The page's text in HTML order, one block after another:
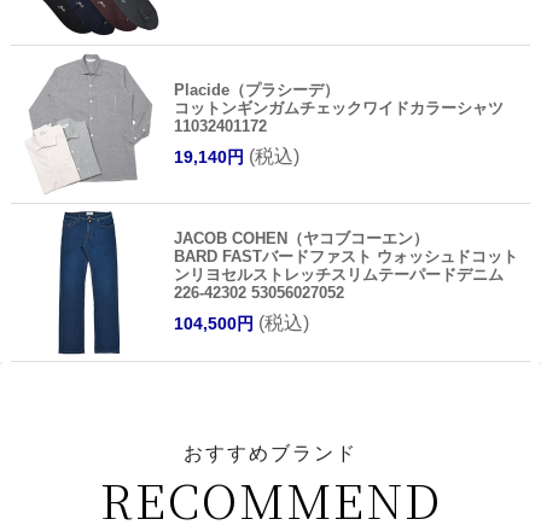
Placide（プラシーデ）
コットンギンガムチェックワイドカラーシャツ
11032401172
19,140円 (税込)
JACOB COHEN（ヤコブコーエン）
BARD FASTバードファスト ウォッシュドコット
ンリヨセルストレッチスリムテーパードデニム
226-42302 53056027052
104,500円 (税込)
おすすめブランド
RECOMMEND